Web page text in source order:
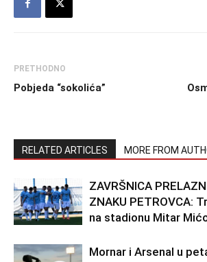
PRETHODNO
Pobjeda “sokolića”
RELATED ARTICLES MORE FROM
ZAVRŠNICA
ZNAKU PETROVCA:
na stadionu Mitar
Mornar i Arsenal u